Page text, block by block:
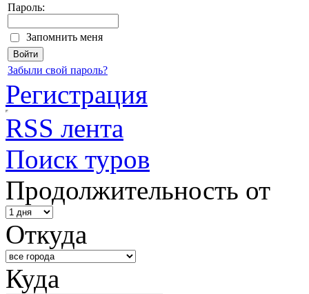
Пароль:
Запомнить меня
Забыли свой пароль?
Регистрация
RSS лента
Поиск туров
Продолжительность от
Откуда
Куда